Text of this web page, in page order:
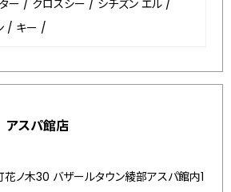
ー / クロスシー / シチズン エル /
/ キー /
アスパ館店
ノ木30 バザールタウン綾部アスパ館内1